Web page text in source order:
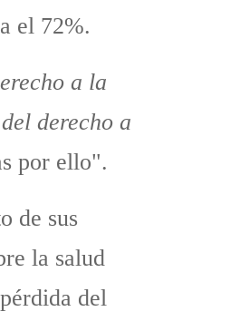
el 72%.
a la
derecho a
por ello".
de sus
la salud
del